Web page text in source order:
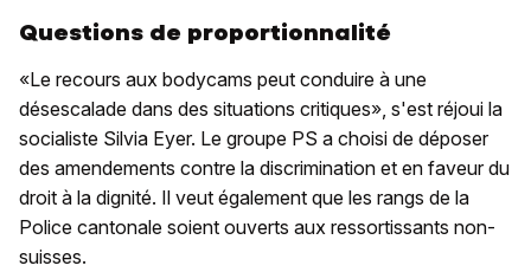
Questions de proportionnalité
«Le recours aux bodycams peut conduire à une
désescalade dans des situations critiques», s'est réjoui la
socialiste Silvia Eyer. Le groupe PS a choisi de déposer
des amendements contre la discrimination et en faveur du
droit à la dignité. Il veut également que les rangs de la
Police cantonale soient ouverts aux ressortissants non-
suisses.